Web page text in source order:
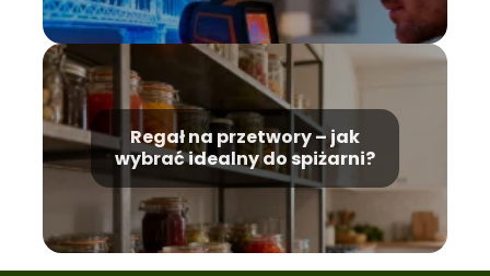
Regał na przetwory – jak
wybrać idealny do spiżarni?